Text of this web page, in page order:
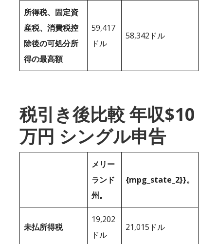
所得税、固定資
産税、消費税控
除後の可処分所
得の最高額
59,417
ドル
58,342ドル
税引き後比較 年収$10
万円 シングル申告
メリー
ランド
州。
{mpg_state_2}}。
未払所得税
19,202
ドル
21,015ドル